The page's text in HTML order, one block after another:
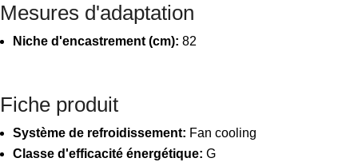
Mesures d'adaptation
Niche d'encastrement (cm): 82
Fiche produit
Système de refroidissement: Fan cooling
Classe d'efficacité énergétique: G